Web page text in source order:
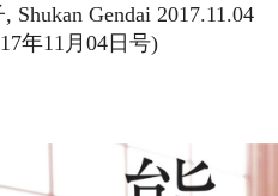
Shukan Gendai 2017.11.04
年11月04日号)